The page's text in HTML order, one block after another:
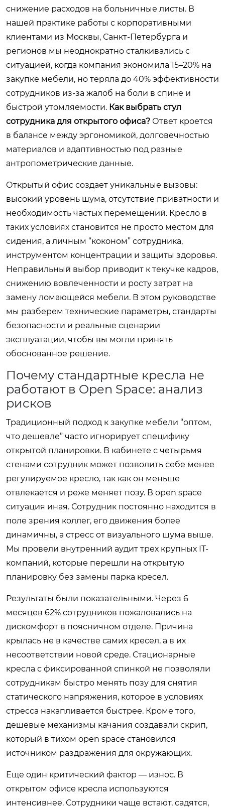
снижение расходов на больничные листы. В
нашей практике работы с корпоративными
клиентами из Москвы, Санкт-Петербурга и
регионов мы неоднократно сталкивались с
ситуацией, когда компания экономила 15–20% на
закупке мебели, но теряла до 40% эффективности
сотрудников из-за жалоб на боли в спине и
быстрой утомляемости. Как выбрать стул
сотрудника для открытого офиса? Ответ кроется
в балансе между эргономикой, долговечностью
материалов и адаптивностью под разные
антропометрические данные.
Открытый офис создает уникальные вызовы:
высокий уровень шума, отсутствие приватности и
необходимость частых перемещений. Кресло в
таких условиях становится не просто местом для
сидения, а личным “коконом” сотрудника,
инструментом концентрации и защиты здоровья.
Неправильный выбор приводит к текучке кадров,
снижению вовлеченности и росту затрат на
замену ломающейся мебели. В этом руководстве
мы разберем технические параметры, стандарты
безопасности и реальные сценарии
эксплуатации, чтобы вы могли принять
обоснованное решение.
Почему стандартные кресла не
работают в Open Space: анализ
рисков
Традиционный подход к закупке мебели “оптом,
что дешевле” часто игнорирует специфику
открытой планировки. В кабинете с четырьмя
стенами сотрудник может позволить себе менее
регулируемое кресло, так как он меньше
отвлекается и реже меняет позу. В open space
ситуация иная. Сотрудник постоянно находится в
поле зрения коллег, его движения более
динамичны, а стресс от визуального шума выше.
Мы провели внутренний аудит трех крупных IT-
компаний, которые перешли на открытую
планировку без замены парка кресел.
Результаты были показательными. Через 6
месяцев 62% сотрудников пожаловались на
дискомфорт в поясничном отделе. Причина
крылась не в качестве самих кресел, а в их
несоответствии новой среде. Стационарные
кресла с фиксированной спинкой не позволяли
сотрудникам быстро менять позу для снятия
статического напряжения, которое в условиях
стресса накапливается быстрее. Кроме того,
дешевые механизмы качания создавали скрип,
который в тихом open space становился
источником раздражения для окружающих.
Еще один критический фактор — износ. В
открытом офисе кресла используются
интенсивнее. Сотрудники чаще встают, садятся,